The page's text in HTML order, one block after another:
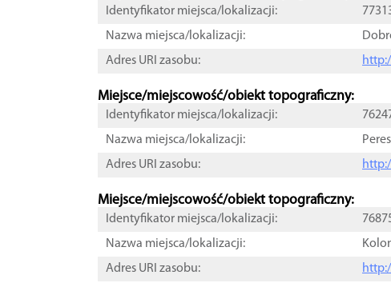
Identyfikator miejsca/lokalizacji:
Nazwa miejsca/lokalizacji:
Adres URI zasobu:
Miejsce/miejscowość/obiekt topograficzny:
Identyfikator miejsca/lokalizacji:
Nazwa miejsca/lokalizacji:
Adres URI zasobu:
Miejsce/miejscowość/obiekt topograficzny:
Identyfikator miejsca/lokalizacji:
Nazwa miejsca/lokalizacji:
Adres URI zasobu: